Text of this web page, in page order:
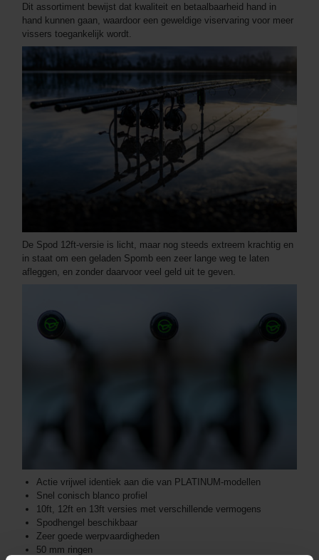
Dit assortiment bewijst dat kwaliteit en betaalbaarheid hand in
hand kunnen gaan, waardoor een geweldige viservaring voor meer
vissers toegankelijk wordt.
De Spod 12ft-versie is licht, maar nog steeds extreem krachtig en
in staat om een geladen Spomb een zeer lange weg te laten
afleggen, en zonder daarvoor veel geld uit te geven.
Actie vrijwel identiek aan die van PLATINUM-modellen
Snel conisch blanco profiel
10ft, 12ft en 13ft versies met verschillende vermogens
Spodhengel beschikbaar
Zeer goede werpvaardigheden
50 mm ringen